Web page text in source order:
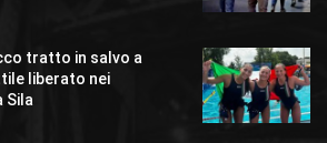
tratto in salvo a
liberato nei
Sila